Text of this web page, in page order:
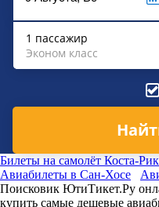
1 пассажир
Эконом класс
Билеты на самолёт Коста-
Авиабилеты в Сан-Хосе
Поисковик ЮтиТикет.Ру
купить самые дешевые